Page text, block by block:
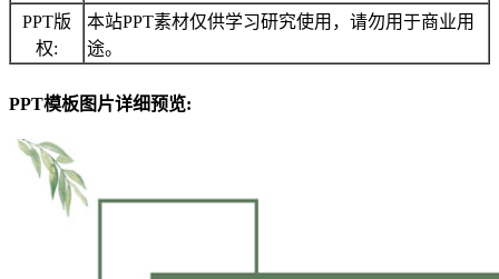
PPT版
权:
本站PPT素材仅供学习研究使用，请勿用于商业用
途。
PPT模板图片详细预览: